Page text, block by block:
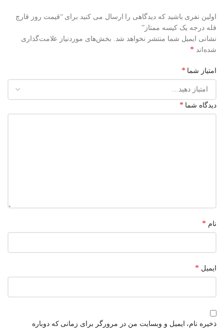
اولین نفری باشید که دیدگاهی را ارسال می کنید برای “قیمت روز قارچ
فله درجه یک کیسه ممتاز”
نشانی ایمیل شما منتشر نخواهد شد.
بخش‌های موردنیاز علامت‌گذاری
شده‌اند *
امتیاز شما *
دیدگاه شما *
نام *
ایمیل *
ذخیره نام، ایمیل و وبسایت من در مرورگر برای زمانی که دوباره